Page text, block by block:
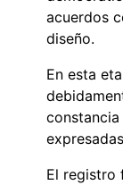
acuerdos
diseño.
En esta
El registro